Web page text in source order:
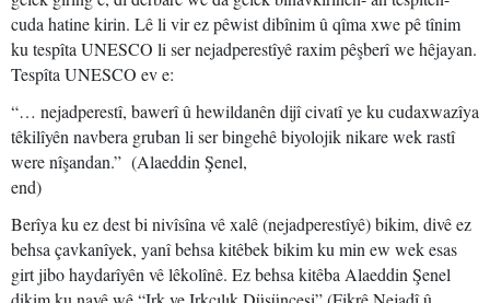
cuda hatine kirin. Lê li vir ez pêwist dibînim û qîma xwe pê tînim
ku tespîta UNESCO li ser nejadperestîyê raxim pêşberî we hêjayan.
Tespîta UNESCO ev e:
“… nejadperestî, bawerî û hewildanên dijî civatî ye ku cudaxwazîya
têkilîyên navbera gruban li ser bingehê biyolojik nikare wek rastî
were nîşandan.” (Alaeddin Şenel,
Berîya ku ez dest bi nivîsîna vê xalê (nejadperestîyê) bikim, divê ez
behsa çavkanîyek, yanî behsa kitêbek bikim ku min ew wek esas
girt jibo haydarîyên vê lêkolînê. Ez behsa kitêba Alaeddin Şenel